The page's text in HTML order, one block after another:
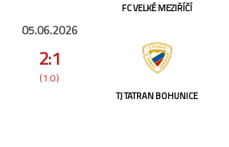
FC VELKÉ MEZIŘÍČÍ
05.06.2026
2:1
(1:0)
TJ TATRAN BOHUNICE